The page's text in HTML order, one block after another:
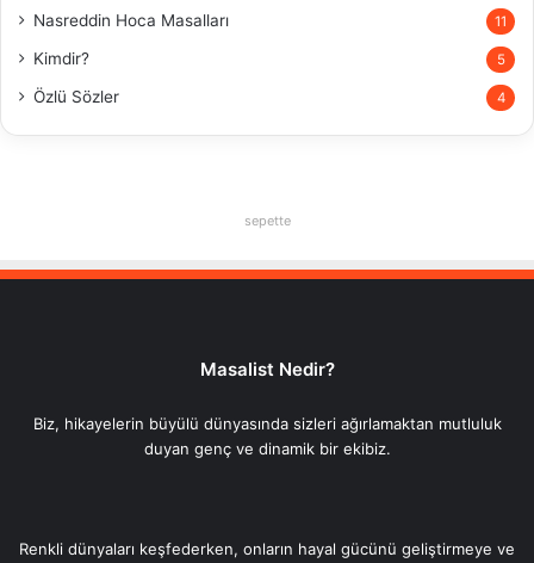
Nasreddin Hoca Masalları 11
Kimdir? 5
Özlü Sözler 4
sepette
Masalist Nedir?
Biz, hikayelerin büyülü dünyasında sizleri ağırlamaktan mutluluk
duyan genç ve dinamik bir ekibiz.
Renkli dünyaları keşfederken, onların hayal gücünü geliştirmeye ve